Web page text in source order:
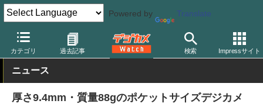
Powered by Translate
カテゴリ 過去記事 検索 Impressサイト
デジカメ Watch カメラ レンズ一体型（コンパクト）カメラ
ニュース
厚さ9.4mm・質量88gのポケットサイズデジカメ